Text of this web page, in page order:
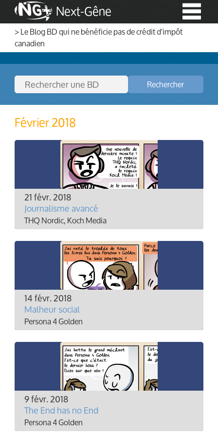
Next-Gêne
> Le Blog BD qui ne bénéficie pas de crédit d'impôt
canadien
Rechercher
Février 2018
21 févr. 2018
Journalisme avancé
THQ Nordic, Koch Media
14 févr. 2018
Malheur social
Persona 4 Golden
9 févr. 2018
The End has no End
Persona 4 Golden